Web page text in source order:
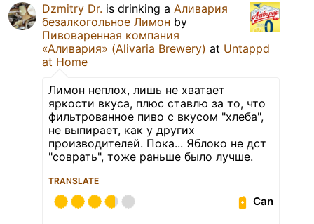
Dzmitry Dr. is drinking a Аливария
безалкогольное Лимон by
Пивоваренная компания
«Аливария» (Alivaria Brewery) at Untappd
at Home
Лимон неплох, лишь не хватает
яркости вкуса, плюс ставлю за то, что
фильтрованное пиво с вкусом "хлеба",
не выпирает, как у других
производителей. Пока... Яблоко не дст
"соврать", тоже раньше было лучше.
TRANSLATE
Can